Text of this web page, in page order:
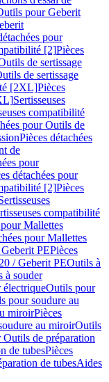
pour Geberit
pour
[2]Pièces
de sertissage
de sertissage
[2XL]Pièces
Sertisseuses
compatibilité
pour Outils de
Pièces détachées
de
pour
détachées pour
[2]Pièces
compatibilité
Mallettes
pour Mallettes
PEPièces
/ Geberit PEOutils à
à souder
électriqueOutils pour
pour soudure au
miroirPièces
au miroirOutils
Outils de préparation
de tubesPièces
de tubesAides